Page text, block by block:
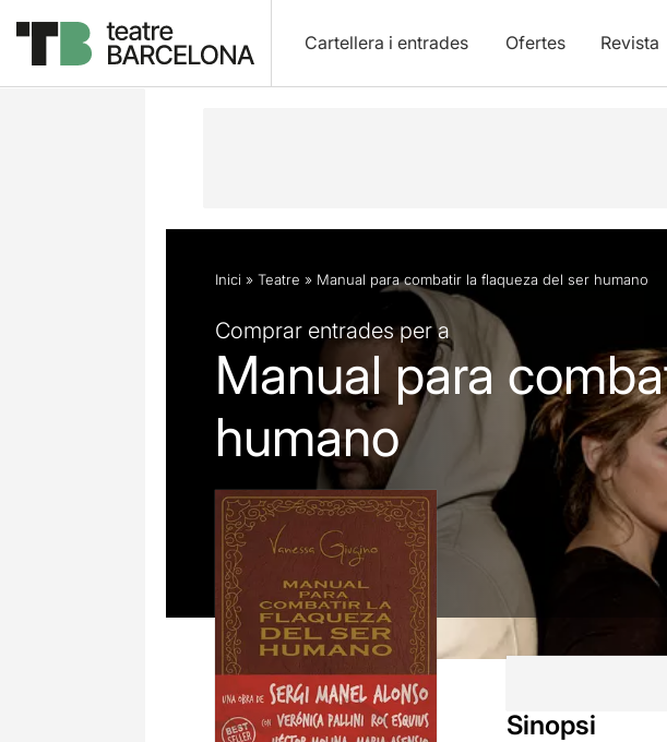
Cartellera i entrades Ofertes Revista
Descripció Fitxa artística Fotos i vídeos Opinions
Inici » Teatre » Manual para combatir la flaqueza del ser humano
Comprar entrades per a
Manual para
humano
Sinopsi